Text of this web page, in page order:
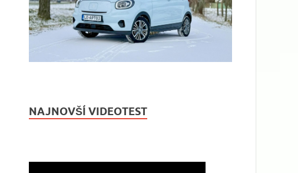
NAJNOVŠÍ VIDEOTEST